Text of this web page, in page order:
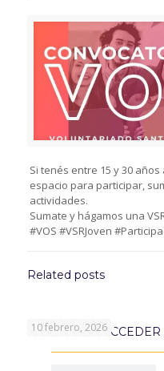
Si tenés entre 15 y 30
espacio para participar,
actividades.
Sumate y hágamos una
#VOS #VSRJoven
Related posts
10 febrero, 2026
PROGRAMA